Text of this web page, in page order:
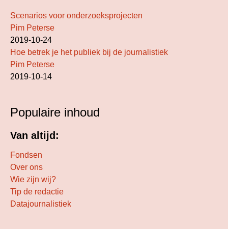
Scenarios voor onderzoeksprojecten
Pim Peterse
2019-10-24
Hoe betrek je het publiek bij de journalistiek
Pim Peterse
2019-10-14
Populaire inhoud
Van altijd:
Fondsen
Over ons
Wie zijn wij?
Tip de redactie
Datajournalistiek